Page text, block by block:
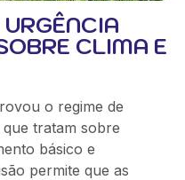
CLIMA E
o regime de
tratam sobre
básico e
permite que as